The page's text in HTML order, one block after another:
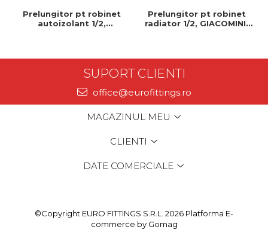
Prelungitor pt robinet
autoizolant 1/2,
Prelungitor pt robinet
radiator 1/2, GIACOMINI,
SUPORT CLIENTI
office@eurofittings.ro
MAGAZINUL MEU
CLIENTI
DATE COMERCIALE
©Copyright EURO FITTINGS S.R.L. 2026 Platforma E-
commerce by Gomag